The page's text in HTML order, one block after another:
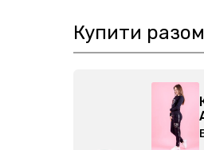
Купити разом